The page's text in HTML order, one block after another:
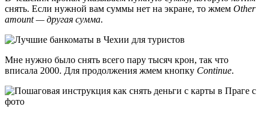
снять. Если нужной вам суммы нет на экране, то жмем Other
amount — другая сумма.
Мне нужно было снять всего пару тысяч крон, так что
вписала 2000. Для продолжения жмем кнопку Continue.